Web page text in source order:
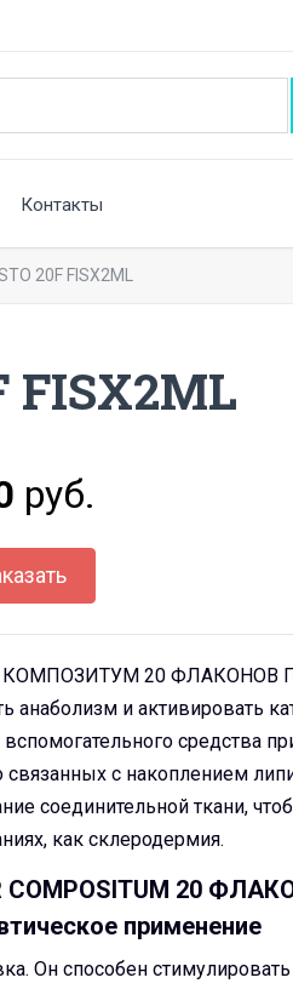
Контакты
20F FISX2ML
FISX2ML
руб.
20 ФЛАКОНОВ ПО
анаболизм и активировать
вспомогательного средства
связанных с накоплением
соединительной ткани,
как склеродермия.
COMPOSITUM 20
применение
Он способен